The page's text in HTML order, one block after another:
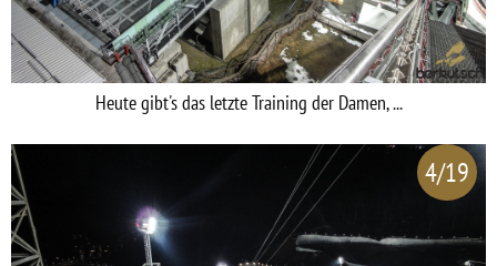
Heute gibt's das letzte Training der Damen, ...
4/19